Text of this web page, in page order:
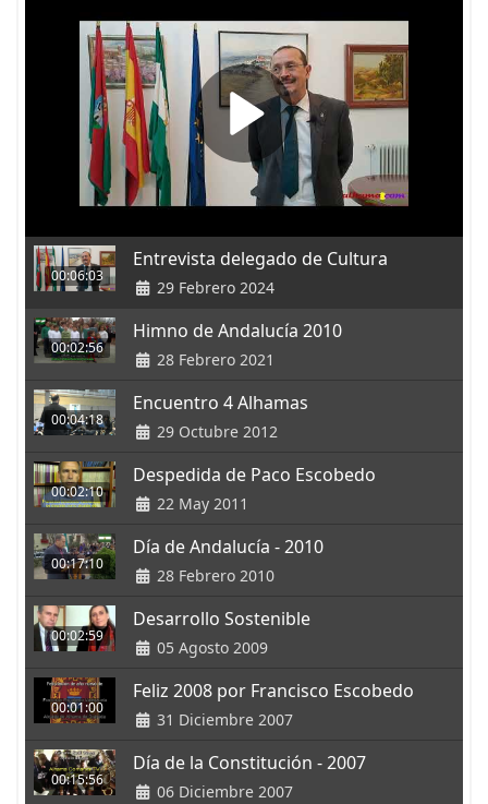
00:06:03
Entrevista delegado de Cultura
29 Febrero 2024
00:02:56
Himno de Andalucía 2010
28 Febrero 2021
00:04:18
Encuentro 4 Alhamas
29 Octubre 2012
00:02:10
Despedida de Paco Escobedo
22 May 2011
00:17:10
Día de Andalucía - 2010
28 Febrero 2010
00:02:59
Desarrollo Sostenible
05 Agosto 2009
00:01:00
Feliz 2008 por Francisco Escobedo
31 Diciembre 2007
00:15:56
Día de la Constitución - 2007
06 Diciembre 2007